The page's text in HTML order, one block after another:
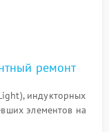
ремонт
индукторных
элементов на